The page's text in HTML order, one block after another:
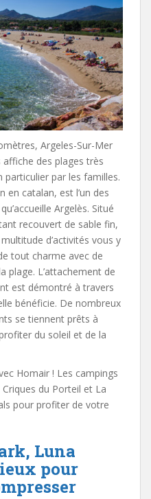
Argeles-Sur-Mer
des plages très
par les familles.
en catalan, est l’un des
Argelès. Situé
recouvert de sable fin,
d’activités vous y
tout charme avec de
plage. L’attachement de
est démontré à travers
bénéficie. De nombreux
se tiennent prêts à
du soleil et de la
Homair ! Les campings
du Porteil et La
pour profiter de votre
Luna
pour